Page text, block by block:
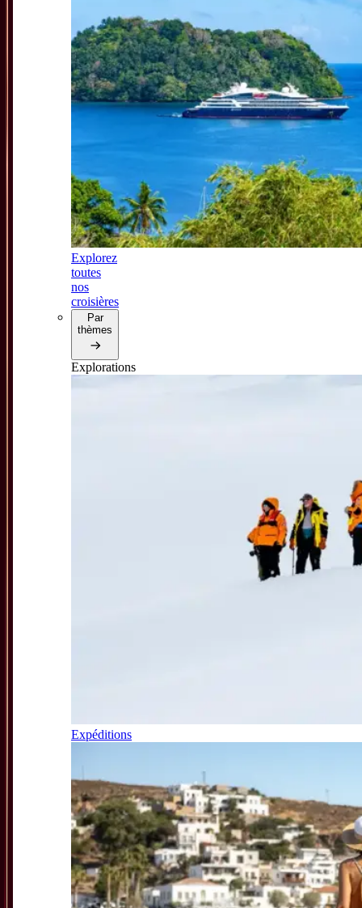
Explorez
toutes
nos
croisières
Par
thèmes
Explorations
Expéditions